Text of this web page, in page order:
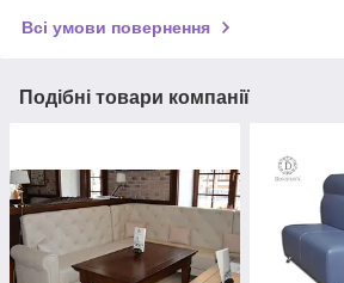
Всі умови повернення
Подібні товари компанії